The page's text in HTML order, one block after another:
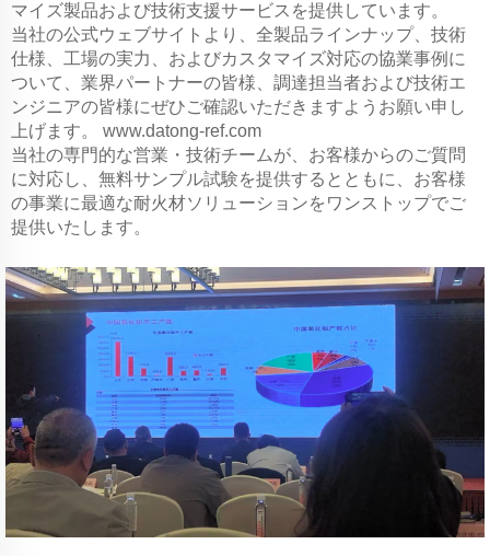
マイズ製品および技術支援サービスを提供しています。
当社の公式ウェブサイトより、全製品ラインナップ、技術
仕様、工場の実力、およびカスタマイズ対応の協業事例に
ついて、業界パートナーの皆様、調達担当者および技術エ
ンジニアの皆様にぜひご確認いただきますようお願い申し
上げます。 www.datong-ref.com
当社の専門的な営業・技術チームが、お客様からのご質問
に対応し、無料サンプル試験を提供するとともに、お客様
の事業に最適な耐火材ソリューションをワンストップでご
提供いたします。